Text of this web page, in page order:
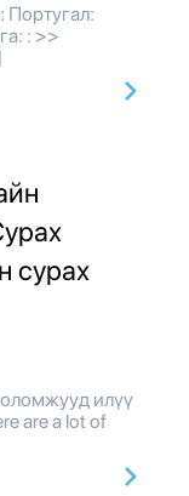
Португал:
: >>
сурах
илүү
are a lot of